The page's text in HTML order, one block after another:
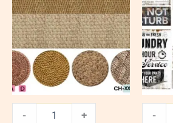
quantity
- +
quantity
-